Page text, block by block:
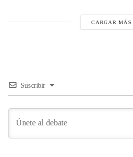
CARGAR MÁS
Suscribir